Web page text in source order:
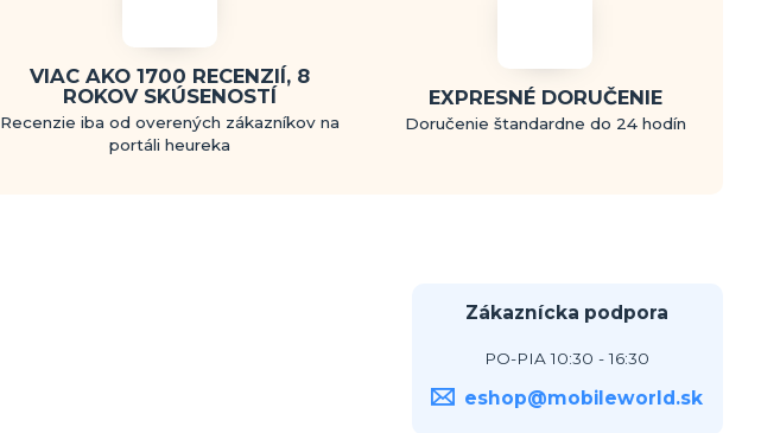
VIAC AKO 1700 RECENZIÍ, 8
ROKOV SKÚSENOSTÍ
Recenzie iba od overených zákazníkov na
portáli heureka
EXPRESNÉ DORUČENIE
Doručenie štandardne do 24 hodín
Zákaznícka podpora
PO-PIA 10:30 - 16:30
eshop@mobileworld.sk